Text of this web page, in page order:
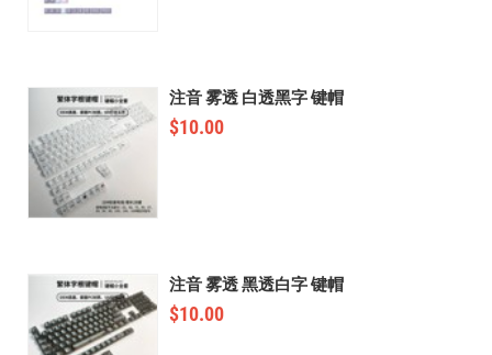
注音 雾透 白透黑字 键帽
$10.00
注音 雾透 黑透白字 键帽
$10.00